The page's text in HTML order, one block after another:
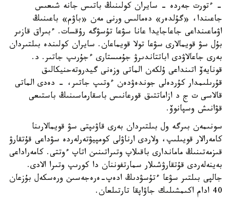
- ءتورت جەردە - سايران كولىنىڭ باتىس جانە شىعىس
جاعىندا، «گۇلدەر» دەمالىس ورنى مەن «باۋم» باعىنىڭ
اۋماعىنداعى جاعاجايدا عانا سۋعا تۇسۋگە رۇقسات. ءبىراق قازىر
بۇل سۋ قويمالارى سۋعا تولا قويماعان. سايران كولىندە بىلتىردان
بەرى جاعالاۋدى اباتتاندىرۋ جۇمىستارى ءجۇرىپ جاتىر. د.
قونايەۆ اتىنداعى ۇلكەن الماتى وزەنى گيدروتەحنيكالىق
قۇرىلىمدار كۇردەلى جوندەۋدەن ءوتىپ جاتىر، - دەدى الماتى
قالاسى ت ج د ازاماتتىق قورعانىس باسقارماسىنىڭ باستىعى
قۋانىش وسپانوۆ.
سونىمەن بىرگە ول بىلتىردان بەرى قاۋىپتى سۋ قويمالارىنا
كامەرالار قويىلىپ، ولاردى ارناۋلى كومپيۋتەرلەردە سۋداعى قۇتقارۋ
قىزمەتىنىڭ ماماندارى باقىلاپ وتىراتىنىن اتاپ ءوتتى. كامەراداعى
بەينەلەردى قۇتقارۋشىلار سمارتفوننان دا كورىپ وتىرا الادى.
جالپى بىلتىر سۋعا ءتۇسۋدىڭ ادەپ-ەرەجەسىن ورەسكەل بۇزعان
40 ادام اكىمشىلىك جاۋاپقا تارتىلعان.